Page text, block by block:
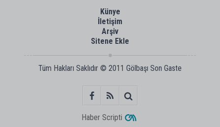
Künye
İletişim
Arşiv
Sitene Ekle
Tüm Hakları Saklıdır © 2011 Gölbaşı Son Gaste
Haber Scripti